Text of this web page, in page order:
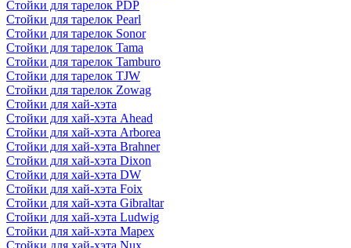
Стойки для тарелок PDP
Стойки для тарелок Pearl
Стойки для тарелок Sonor
Стойки для тарелок Tama
Стойки для тарелок Tamburo
Стойки для тарелок TJW
Стойки для тарелок Zowag
Стойки для хай-хэта
Стойки для хай-хэта Ahead
Стойки для хай-хэта Arborea
Стойки для хай-хэта Brahner
Стойки для хай-хэта Dixon
Стойки для хай-хэта DW
Стойки для хай-хэта Foix
Стойки для хай-хэта Gibraltar
Стойки для хай-хэта Ludwig
Стойки для хай-хэта Mapex
Стойки для хай-хэта Nux